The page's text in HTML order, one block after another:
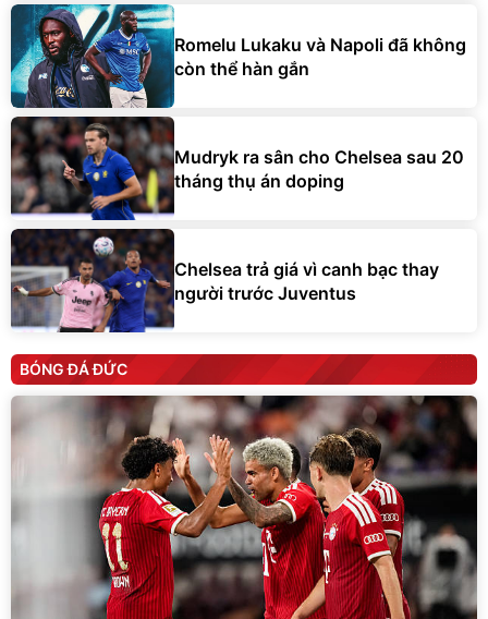
Romelu Lukaku và Napoli đã không
còn thể hàn gắn
Mudryk ra sân cho Chelsea sau 20
tháng thụ án doping
Chelsea trả giá vì canh bạc thay
người trước Juventus
BÓNG ĐÁ ĐỨC